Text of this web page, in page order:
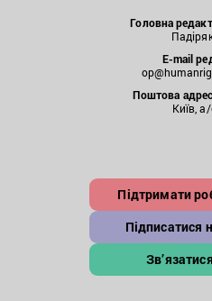
Головна
E-mail
Поштова
Київ,
Підтримати
Підписатися